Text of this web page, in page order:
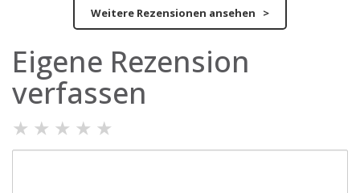
Weitere Rezensionen ansehen >
Eigene Rezension
verfassen
★ ★ ★ ★ ★